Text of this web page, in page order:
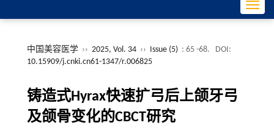
中国美容医学 ›› 2025, Vol. 34 ›› Issue (5) : 65 -68.
DOI:
10.15909/j.cnki.cn61-1347/r.006825
铸造式Hyrax快速扩弓后上颌牙弓
及颌骨变化的CBCT研究